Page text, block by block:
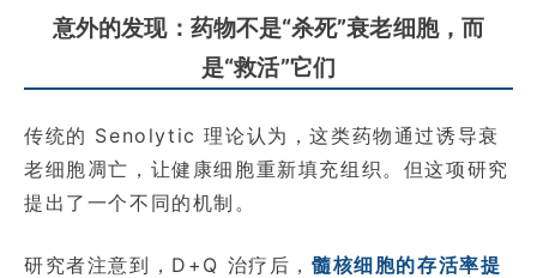
意外的发现：药物不是“杀死”衰老细胞，而
是“救活”它们
传统的 Senolytic 理论认为，这类药物通过诱导衰
老细胞凋亡，让健康细胞重新填充组织。但这项研究
提出了一个不同的机制。
研究者注意到，D+Q 治疗后， 髓核细胞的存活率提